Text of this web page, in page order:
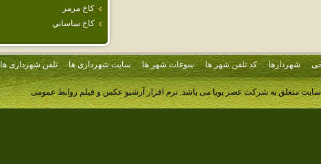
كاخ مرمر
كاخ ساساني
شهردارها کد تلفن شهر ها سوغات شهر ها سایت شهرداری ها تلفن شهرداری ها
سایت متعلق به شرکت عصر پویا می باشد.نرم افزار آرشیو عکس و فیلم روابط عمومی